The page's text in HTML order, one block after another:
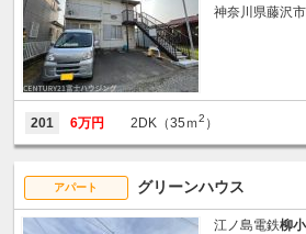
神奈川県藤沢
201 6万円 2DK（35ｍ2 ）
アパート グリーンハウス
江ノ島電鉄柳